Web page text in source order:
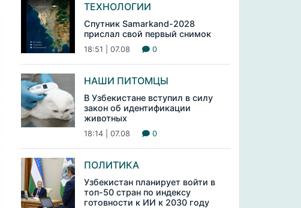
ТЕХНОЛОГИИ
Спутник Samarkand-2028
прислал свой первый снимок
18:51 | 07.08 0
НАШИ ПИТОМЦЫ
В Узбекистане вступил в силу
закон об идентификации
животных
18:14 | 07.08 0
ПОЛИТИКА
Узбекистан планирует войти в
топ-50 стран по индексу
готовности к ИИ к 2030 году